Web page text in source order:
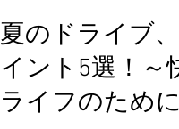
夏のドライブ
イント5選！～
ライフのため